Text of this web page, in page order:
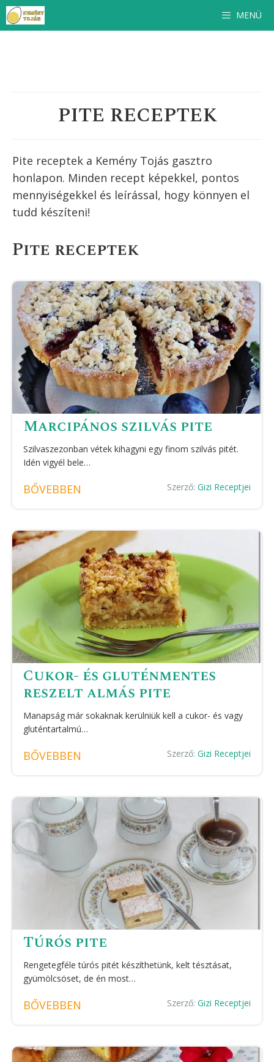
Kilépés
MENÜ
PITE RECEPTEK
Pite receptek a Kemény Tojás gasztro
honlapon. Minden recept képekkel, pontos
mennyiségekkel és leírással, hogy könnyen el
tudd készíteni!
Pite receptek
Marcipános szilvás pite
Szilvaszezonban vétek kihagyni egy finom szilvás pitét.
Idén vigyél bele…
BŐVEBBEN Szerző: Gizi Receptjei
Cukor- és gluténmentes
reszelt almás pite
Manapság már sokaknak kerülniük kell a cukor- és vagy
gluténtartalmú…
BŐVEBBEN Szerző: Gizi Receptjei
Túrós pite
Rengetegféle túrós pitét készíthetünk, kelt tésztásat,
gyümölcsöset, de én most…
BŐVEBBEN Szerző: Gizi Receptjei